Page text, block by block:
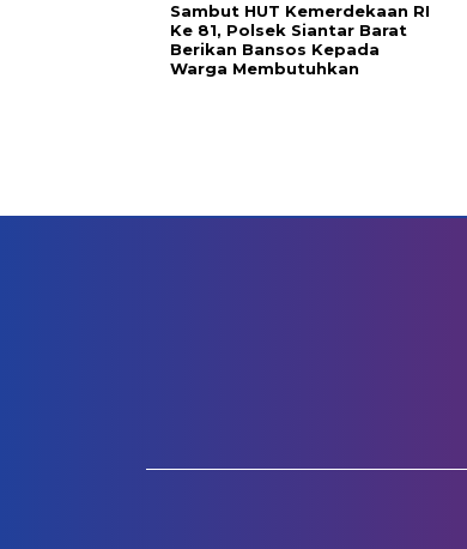
Sambut HUT Kemerdekaan RI
Ke 81, Polsek Siantar Barat
Berikan Bansos Kepada
Warga Membutuhkan